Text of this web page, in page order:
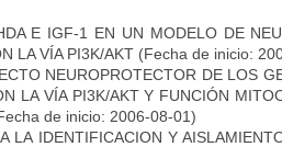
E IGF-1 EN UN MODELO DE
LA VÍA PI3K/AKT (Fecha de inicio:
NEUROPROTECTOR DE LOS
LA VÍA PI3K/AKT Y FUNCIÓN
de inicio: 2006-08-01)
LA IDENTIFICACION Y